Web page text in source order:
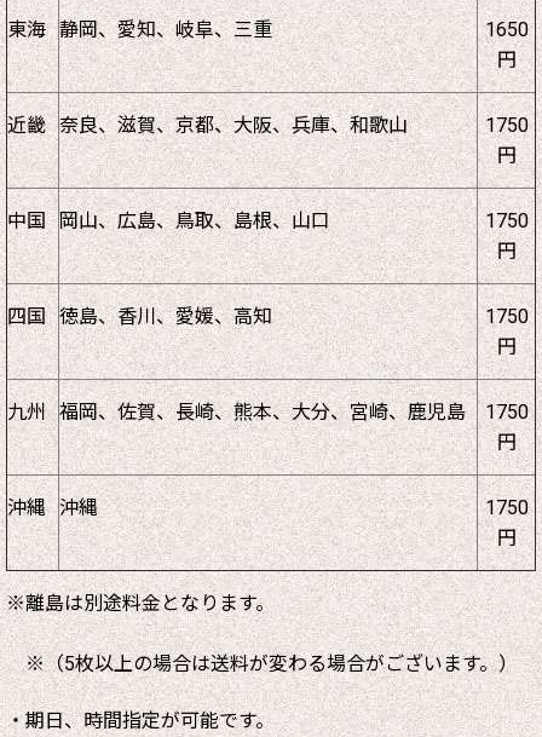
東海 静岡、愛知、岐阜、三重
1650
円
近畿 奈良、滋賀、京都、大阪、兵庫、和歌山
1750
円
中国 岡山、広島、鳥取、島根、山口
1750
円
四国 徳島、香川、愛媛、高知
1750
円
九州 福岡、佐賀、長崎、熊本、大分、宮崎、鹿児島
1750
円
沖縄 沖縄
1750
円
※離島は別途料金となります。
※（5枚以上の場合は送料が変わる場合がございます。）
・期日、時間指定が可能です。